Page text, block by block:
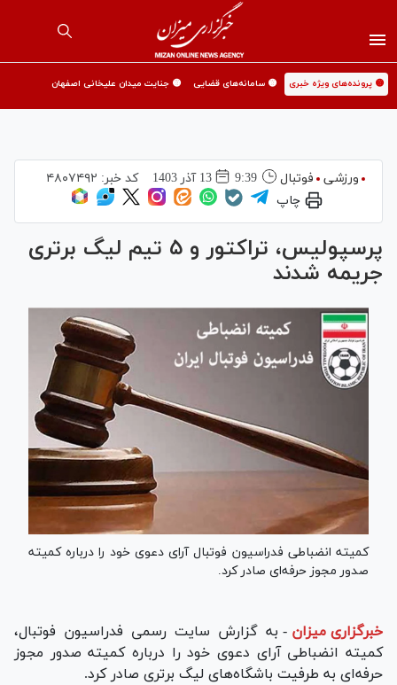
🟡 پرونده‌های ویژه خبری 🟡 سامانه‌های قضایی 🟡 جنایت میدان علیخانی اصفهان
ورزشی فوتبال 9:39 13 آذر 1403 کد خبر: ۴۸۰۷۴۹۲
چاپ
پرسپولیس، تراکتور و ۵ تیم لیگ برتری
جریمه شدند
کمیته انضباطی فدراسیون فوتبال آرای دعوی خود را درباره کمیته
صدور مجوز حرفه‌ای صادر کرد.
خبرگزاری میزان - به گزارش سایت رسمی فدراسیون فوتبال،
کمیته انضباطی آرای دعوی خود را درباره کمیته صدور مجوز
حرفه‌ای به طرفیت باشگاه‌های لیگ برتری صادر کرد.